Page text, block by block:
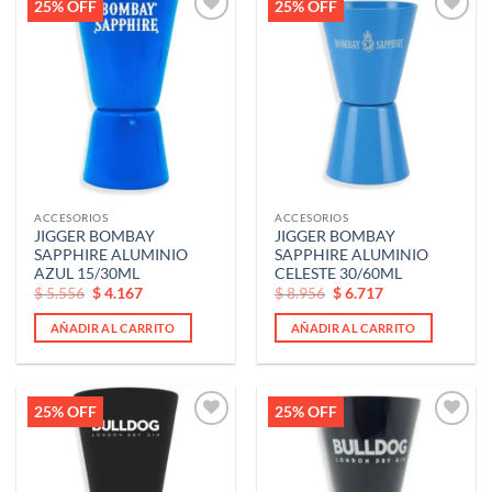
25% OFF
ACCESORIOS
JIGGER BOMBAY
SAPPHIRE ALUMINIO
AZUL 15/30ML
El
precio
original
era:
$5.556 El
actual
es:
$4.167
AÑADIR AL CARRITO
25% OFF
ACCESORIOS
JIGGER BOMBAY
SAPPHIRE ALUMINIO
CELESTE 30/60ML
El
precio
original
era:
$8.956 El
actual
es:
$6.717
AÑADIR AL CARRITO
25% OFF 25% OFF